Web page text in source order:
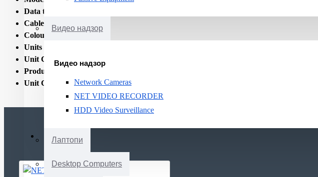
Видео надзор
Видео надзор
Network Cameras
NET VIDEO RECORDER
HDD Video Surveillance
Лаптопи
Desktop Computers
Data transmission speed:
Cable distance:
Colour:
Silver Metallic
Units per Shipping Box:
Unit Calculated Volume:
Product Net Weight:
Unit Calculated Weight:0.018